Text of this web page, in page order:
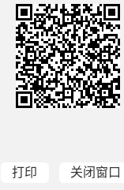
打印 关闭窗口